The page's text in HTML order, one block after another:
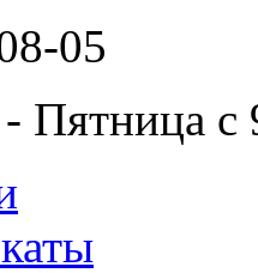
05
Пятница с